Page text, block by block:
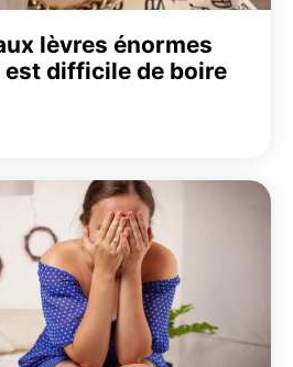
lèvres énormes
est difficile de boire